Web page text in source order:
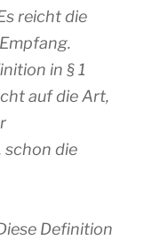
reicht die
in § 1
auf die Art,
schon die
Definition